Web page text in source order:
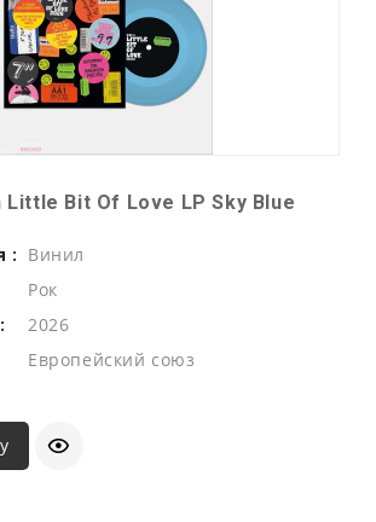
Little Bit Of Love LP Sky Blue
: Винил
Рок
2026
Европейский союз